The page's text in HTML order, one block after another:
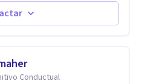
vision.
Conductual